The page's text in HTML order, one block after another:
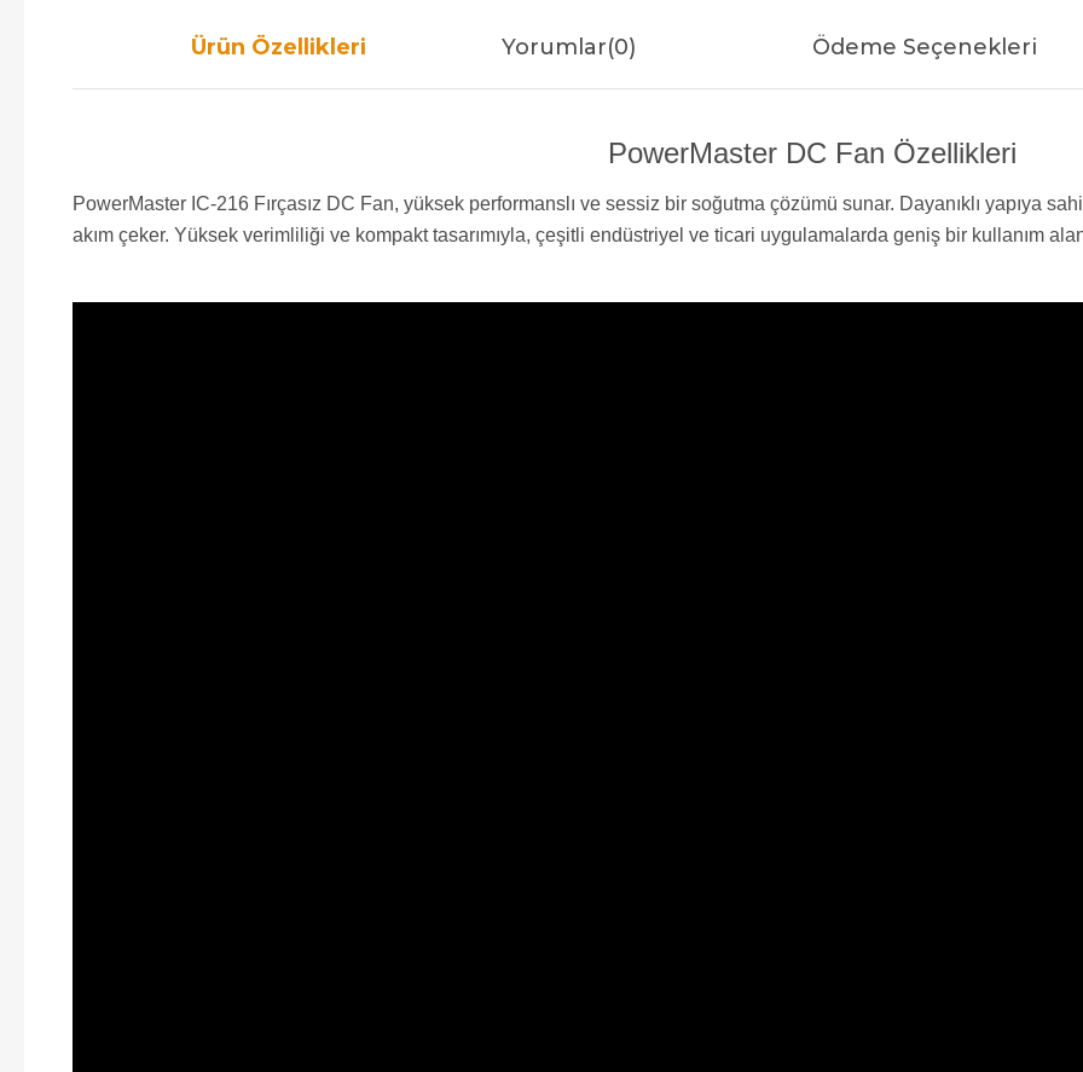
Ürün Özellikleri Yorumlar(0) Ödeme Seçenekleri
PowerMaster DC Fan Özellikleri
PowerMaster IC-216 Fırçasız DC Fan, yüksek performanslı ve sessiz bir soğutma çözümü sunar. Dayanıklı yapıya
akım çeker. Yüksek verimliliği ve kompakt tasarımıyla, çeşitli endüstriyel ve ticari uygulamalarda geniş bir kullanım